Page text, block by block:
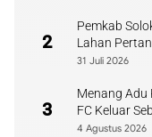
2
Pemkab
Lahan
31 Juli 2026
3
Menang Adu
FC Keluar
Payakumbuh
4 Agustus 2026